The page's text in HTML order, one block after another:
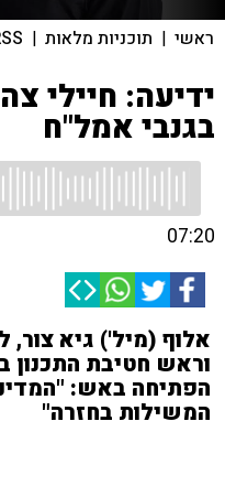
ראשי | תוכניות מלאות |
ידיעה: חיילי
בגנבי אמל"ח
07:20
אלוף (מיל') גיא
וראש חטיבת התכנון
הפתיחה באש:
המשילות בחזרה"